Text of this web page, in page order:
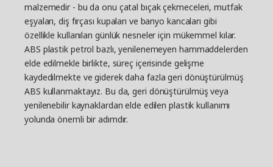
malzemedir - bu da onu çatal bıçak çekmeceleri, mutfak
eşyaları, diş fırçası kupaları ve banyo kancaları gibi
özellikle kullanılan günlük nesneler için mükemmel kılar.
ABS plastik petrol bazlı, yenilenemeyen hammaddelerden
elde edilmekle birlikte, süreç içerisinde gelişme
kaydedilmekte ve giderek daha fazla geri dönüştürülmüş
ABS kullanmaktayız. Bu da, geri dönüştürülmüş veya
yenilenebilir kaynaklardan elde edilen plastik kullanımı
yolunda önemli bir adımdır.